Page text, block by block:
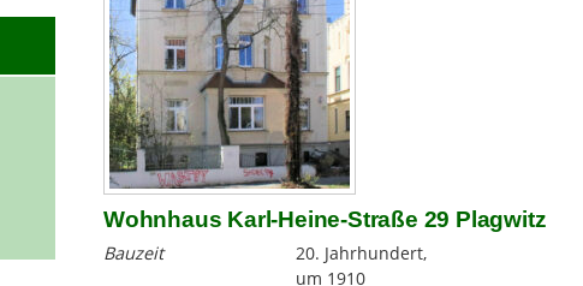
Wohnhaus Karl-Heine-Straße 29 Plagwitz
Bauzeit
20. Jahrhundert,
um 1910